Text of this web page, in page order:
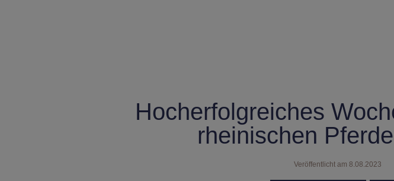
Hocherfolgreiches
rheinischen
Veröffentlicht am 8.08.2023